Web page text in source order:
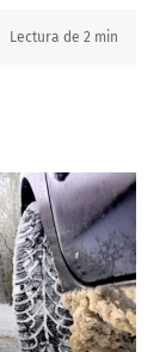
Lectura de 2 min